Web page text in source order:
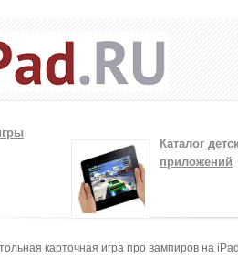
Каталог
приложений
карточная игра про вампиров на